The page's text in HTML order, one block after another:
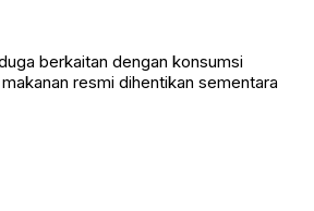
berkaitan dengan konsumsi
resmi dihentikan sementara